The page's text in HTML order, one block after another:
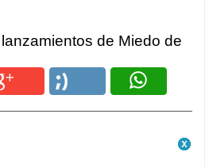
de Miedo de